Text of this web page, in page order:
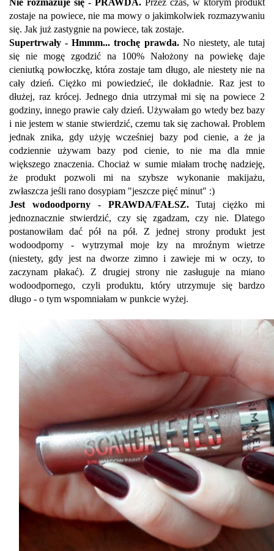
Nie rozmazuje się - PRAWDA. Przez czas, w którym produkt
zostaje na powiece, nie ma mowy o jakimkolwiek rozmazywaniu
się. Jak już zastygnie na powiece, tak zostaje.
Supertrwały - Hmmm... trochę prawda. No niestety, ale tutaj
się nie mogę zgodzić na 100% Nałożony na powiekę daje
cieniutką powłoczkę, która zostaje tam długo, ale niestety nie na
cały dzień. Ciężko mi powiedzieć, ile dokładnie. Raz jest to
dłużej, raz krócej. Jednego dnia utrzymał mi się na powiece 2
godziny, innego prawie cały dzień. Używałam go wtedy bez bazy
i nie jestem w stanie stwierdzić, czemu tak się zachował. Problem
jednak znika, gdy użyję wcześniej bazy pod cienie, a że ja
codziennie używam bazy pod cienie, to nie ma dla mnie
większego znaczenia. Chociaż w sumie miałam trochę nadzieję,
że produkt pozwoli mi na szybsze wykonanie makijażu,
zwłaszcza jeśli rano dosypiam "jeszcze pięć minut" :)
Jest wodoodporny - PRAWDA/FAŁSZ.Tutaj ciężko mi
jednoznacznie stwierdzić, czy się zgadzam, czy nie. Dlatego
postanowiłam dać pół na pół. Z jednej strony produkt jest
wodoodporny - wytrzymał moje łzy na mroźnym wietrze
(niestety, gdy jest na dworze zimno i zawieje mi w oczy, to
zaczynam płakać). Z drugiej strony nie zasługuje na miano
wodoodpornego, czyli produktu, który utrzymuje się bardzo
długo - o tym wspomniałam w punkcie wyżej.